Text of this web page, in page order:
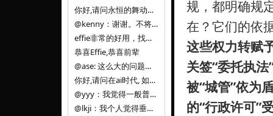
你好,请问永恒的舞动什么时候可以出版纸质书,或者登陆微信读书.另外小说内容能不能更大气一些,不要只是局限于与一对男女的爱情和ai安
@kenny：谢谢。不将GIF显示为动图，主要是考虑到Effie本身的“极简、无干扰”的设计哲学，动图无疑是“干扰”之一。
effie非常的好用，找了很多年，终于找到这款，已经推荐给身边不少朋友使用和付费。有个小建议，文档里面是否可以增加gif的动图显示
恭喜Effie,恭喜前辈
@ase: 这么大的问题，我觉得我并没有答案。又或者说，每个人（公司）有自己的答案。
你好,请问在ai时代, 如何做软件. 是像以前那样,先构建软件的功能界面和服务,比如Office,嘀嘀打车,airbnb那样的界面
@yyy：我觉得一般普通人（非技术类以及非AI专业领域的人）会接触到的大语言模型肯定是大厂的超级模型。开源模型以后会更多被用在垂直
@lkji：我个人觉得垂直模型会自成一条发展线路的。AI 落地实际应用，一定还是垂直领域会更多。只是，垂直领域每个领域都不大，所以
规，都明确规
在？它们的依
这些权力转赋
关签“委托执
被“城管”依为
的“行政许可”